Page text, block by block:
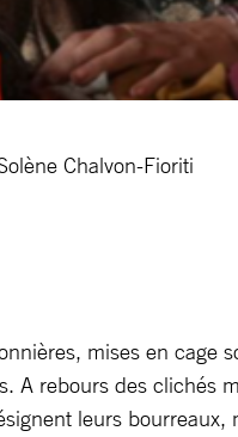
Chalvon-Fioriti
mises en
A rebours des
leurs